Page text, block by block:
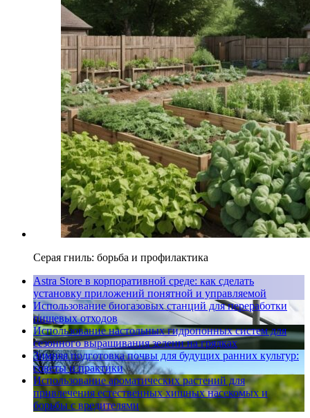
Серая гниль: борьба и профилактика
Astra Store в корпоративной среде: как сделать
установку приложений понятной и управляемой
Использование биогазовых станций для переработки
пищевых отходов
Использование настольных гидропонных систем для
сезонного выращивания зелени на грядках
Зимняя подготовка почвы для будущих ранних культур:
советы и практики
Использование ароматических растений для
привлечения естественных хищных насекомых и
борьбы с вредителями